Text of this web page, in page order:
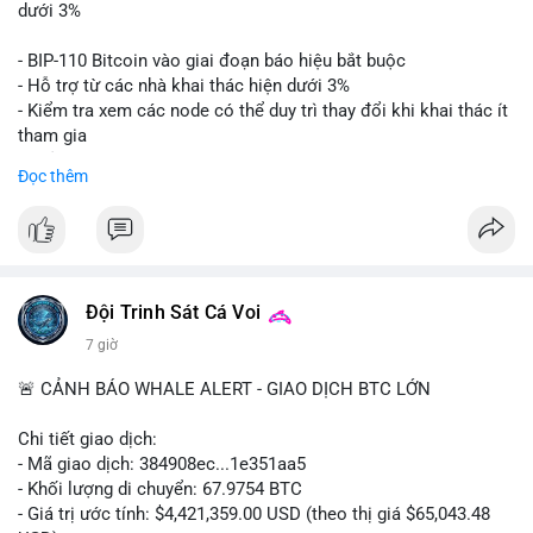
giá. Cần theo dõi sát sao bước tiếp theo của dòng tiền này.
Lời khuyên: Nhà đầu tư nhỏ lẻ nên thận trọng quan sát biến
động thanh khoản trong 24-48 giờ tới. Tránh hành động theo
cảm xúc, hãy chờ xác nhận điểm đến của số BTC này trước khi
điều chỉnh vị thế.
#556btc #36trusd
dưới 3%
- BIP-110 Bitcoin vào giai đoạn báo hiệu bắt buộc
- Hỗ trợ từ các nhà khai thác hiện dưới 3%
- Kiểm tra xem các node có thể duy trì thay đổi khi khai thác ít
tham gia
📰 Nguồn: Cointelegraph
Đọc thêm
Đội Trinh Sát Cá Voi
7 giờ
🚨 CẢNH BÁO WHALE ALERT - GIAO DỊCH BTC LỚN
Chi tiết giao dịch:
- Mã giao dịch: 384908ec...1e351aa5
- Khối lượng di chuyển: 67.9754 BTC
- Giá trị ước tính: $4,421,359.00 USD (theo thị giá $65,043.48